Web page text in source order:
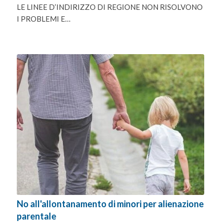
LE LINEE D’INDIRIZZO DI REGIONE NON RISOLVONO
I PROBLEMI E…
No all'allontanamento di minori per alienazione
parentale